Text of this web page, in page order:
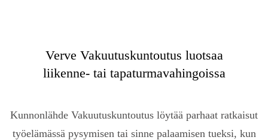
Verve Vakuutuskuntoutus luotsaa
liikenne- tai tapaturmavahingoissa
Kunnonlähde Vakuutuskuntoutus löytää parhaat ratkaisut
työelämässä pysymisen tai sinne palaamisen tueksi, kun